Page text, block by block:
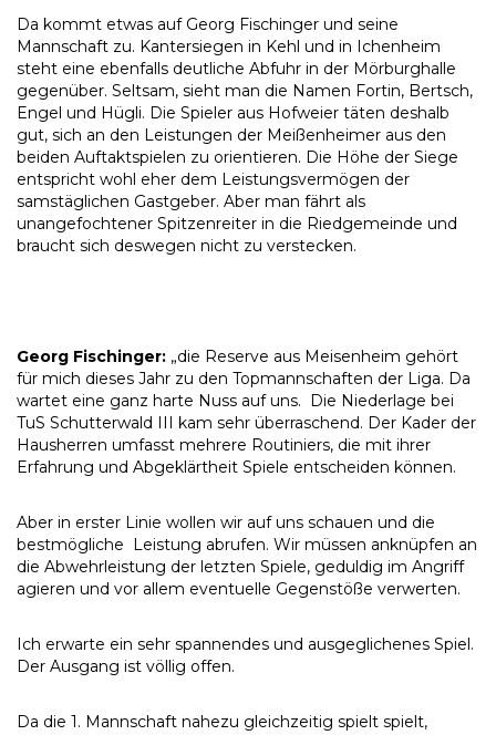
Da kommt etwas auf Georg Fischinger und seine
Mannschaft zu. Kantersiegen in Kehl und in Ichenheim
steht eine ebenfalls deutliche Abfuhr in der Mörburghalle
gegenüber. Seltsam, sieht man die Namen Fortin, Bertsch,
Engel und Hügli. Die Spieler aus Hofweier täten deshalb
gut, sich an den Leistungen der Meißenheimer aus den
beiden Auftaktspielen zu orientieren. Die Höhe der Siege
entspricht wohl eher dem Leistungsvermögen der
samstäglichen Gastgeber. Aber man fährt als
unangefochtener Spitzenreiter in die Riedgemeinde und
braucht sich deswegen nicht zu verstecken.
Georg Fischinger: „die Reserve aus Meisenheim gehört
für mich dieses Jahr zu den Topmannschaften der Liga. Da
wartet eine ganz harte Nuss auf uns. Die Niederlage bei
TuS Schutterwald III kam sehr überraschend. Der Kader der
Hausherren umfasst mehrere Routiniers, die mit ihrer
Erfahrung und Abgeklärtheit Spiele entscheiden können.
Aber in erster Linie wollen wir auf uns schauen und die
bestmögliche Leistung abrufen. Wir müssen anknüpfen an
die Abwehrleistung der letzten Spiele, geduldig im Angriff
agieren und vor allem eventuelle Gegenstöße verwerten.
Ich erwarte ein sehr spannendes und ausgeglichenes Spiel.
Der Ausgang ist völlig offen.
Da die 1. Mannschaft nahezu gleichzeitig spielt spielt,